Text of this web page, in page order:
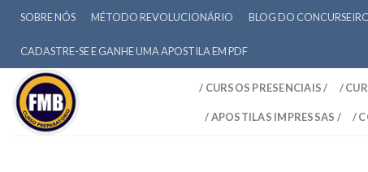
SOBRE NÓS MÉTODO REVOLUCIONÁRIO BLOG DO
CADASTRE-SE E GANHE UMA APOSTILA EM PDF
/ CURSOS PRESENCIAIS / /
/ APOSTILAS IMPRESSAS / /